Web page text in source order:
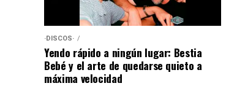
·DISCOS·
Yendo rápido a ningún lugar: Bestia
Bebé y el arte de quedarse quieto a
máxima velocidad